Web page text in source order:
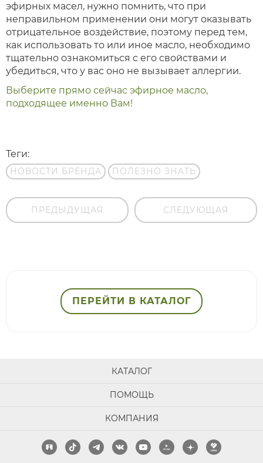
эфирных масел, нужно помнить, что при
неправильном применении они могут оказывать
отрицательное воздействие, поэтому перед тем,
как использовать то или иное масло, необходимо
тщательно ознакомиться с его свойствами и
убедиться, что у вас оно не вызывает аллергии.
Выберите прямо сейчас эфирное масло,
подходящее именно Вам!
Теги:
НОВОСТИ БРЕНДА ПОЛЕЗНО ЗНАТЬ
ПРЕДЫДУЩАЯ СЛЕДУЮЩАЯ
ПЕРЕЙТИ В КАТАЛОГ
КАТАЛОГ
ПОМОЩЬ
КОМПАНИЯ